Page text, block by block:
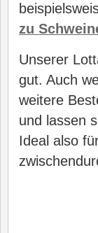
zu
Unserer
gut. Auch
weitere
und lassen
Ideal also